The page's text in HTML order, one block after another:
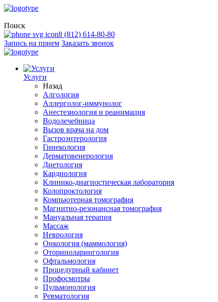
Поиск
8 (812) 614-80-80
Запись на прием Заказать звонок
Услуги
Назад
Алгология
Аллерголог-иммунолог
Анестезиология и реанимация
Водолечебница
Вызов врача на дом
Гастроэнтерология
Гинекология
Дерматовенерология
Диетология
Кардиология
Клинико-диагностическая лаборатория
Колопроктология
Компьютерная томография
Магнитно-резонансная томография
Мануальная терапия
Массаж
Неврология
Онкология (маммология)
Оториноларингология
Офтальмология
Процедурный кабинет
Профосмотры
Пульмонология
Ревматология